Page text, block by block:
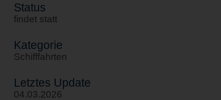
Status
findet statt
Kategorie
Schifffahrten
Letztes Update
04.03.2026